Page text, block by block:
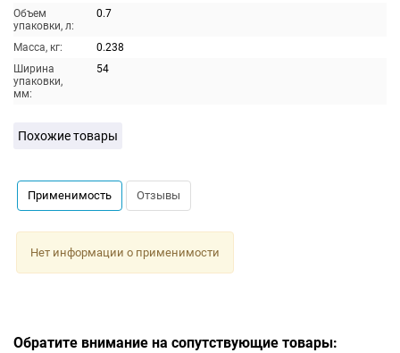
Объем
упаковки, л:
0.7
Масса, кг:
0.238
Ширина
упаковки,
мм:
54
Похожие товары
Применимость Отзывы
Нет информации о применимости
Обратите внимание на сопутствующие товары: